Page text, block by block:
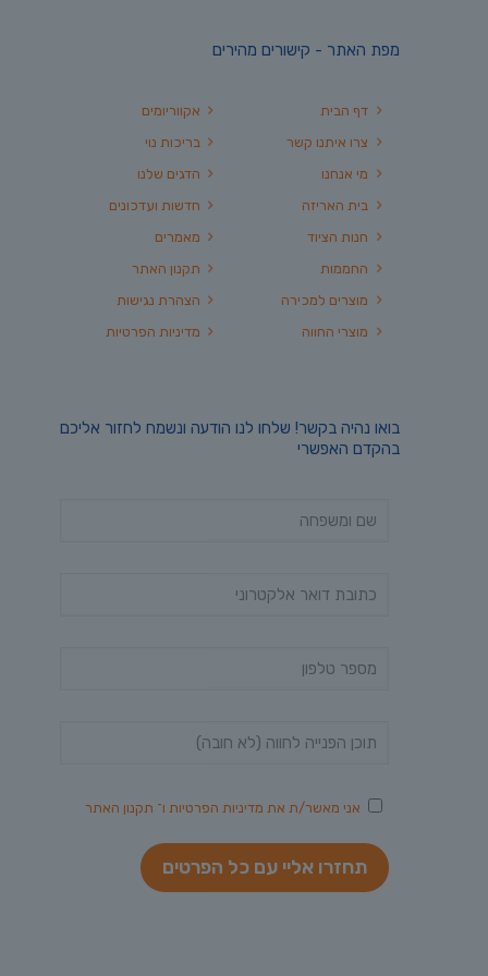
מפת האתר - קישורים מהירים
אקווריומים
בריכות נוי
הדגים שלנו
חדשות ועדכונים
מאמרים
תקנון האתר
הצהרת נגישות
מדיניות הפרטיות
דף הבית
צרו איתנו קשר
מי אנחנו
בית האריזה
חנות הציוד
החממות
מוצרים למכירה
מוצרי החווה
בואו נהיה בקשר! שלחו לנו הודעה ונשמח לחזור אליכם
בהקדם האפשרי
אני מאשר/ת את מדיניות הפרטיות ו־ תקנון האתר